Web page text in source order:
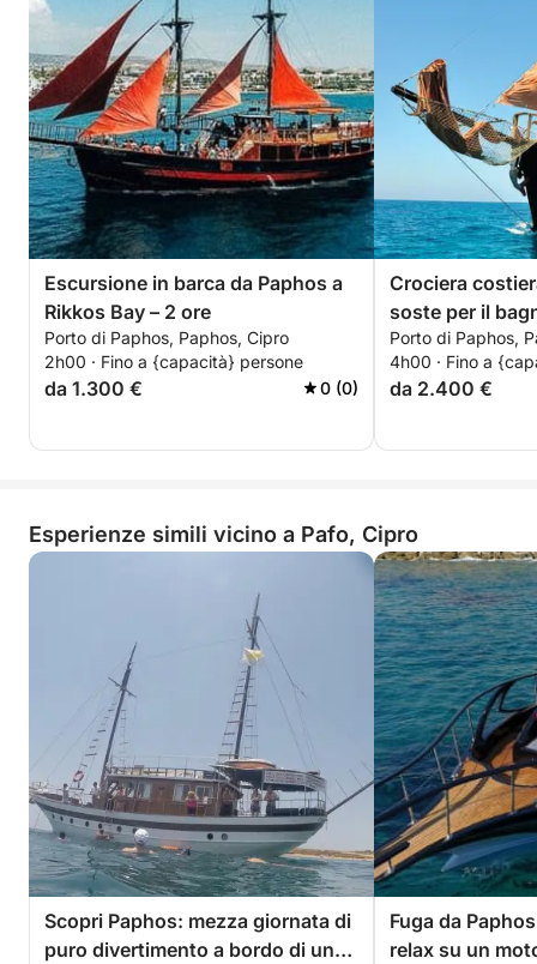
Escursione in barca da Paphos a
Rikkos Bay – 2 ore
Porto di Paphos, Paphos, Cipro
2h00 · Fino a {capacità} persone
da 1.300 € 0 (0)
Crociera
soste per il
Porto di Paphos,
4h00 · Fino a
da 2.400 €
Esperienze simili vicino a Pafo, Cipro
Scopri Paphos: mezza giornata di
puro divertimento a bordo di un
Fuga da
relax su un